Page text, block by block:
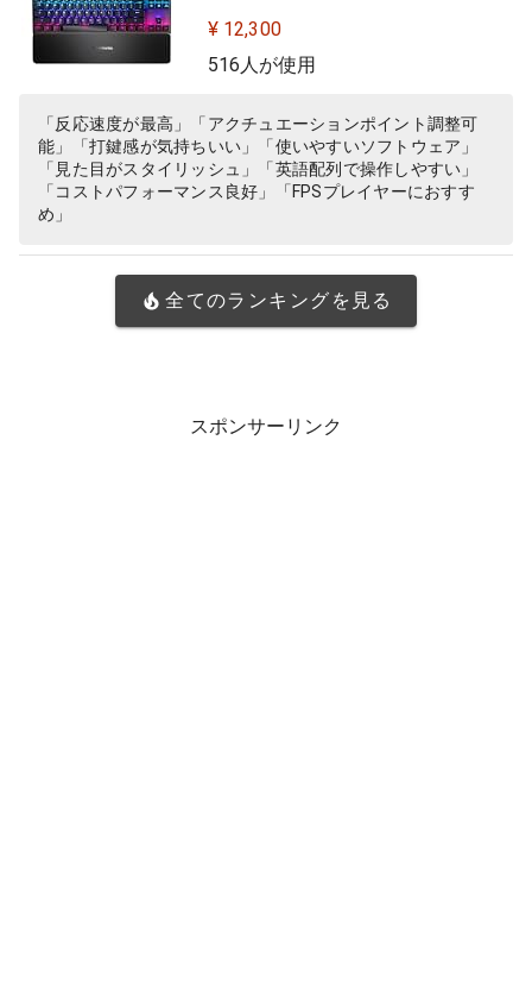
有機ELディスプレイ搭載 Apex Pro
TKL US 64734 ブラック
¥ 12,300
516人が使用
「反応速度が最高」「アクチュエーションポイント調整可
能」「打鍵感が気持ちいい」「使いやすいソフトウェア」
「見た目がスタイリッシュ」「英語配列で操作しやすい」
「コストパフォーマンス良好」「FPSプレイヤーにおすす
め」
全てのランキングを見る
スポンサーリンク